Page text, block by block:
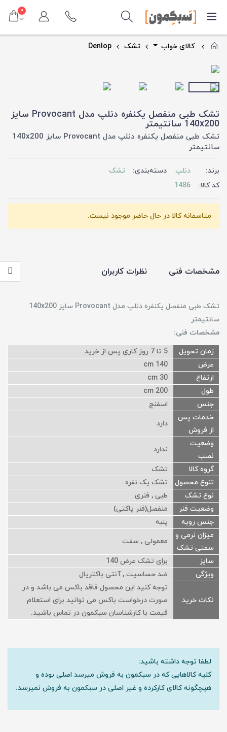
۰
کالای خواب تشک Denlop
تشک طبی منفصل یکنفره دنلپ مدل Provocant سایز
140x200 سانتیمتر
تشک طبی منفصل یکنفره دنلپ مدل Provocant سایز 140x200
سانتیمتر
برند: دنلپ دسته‌بندی:
تشک
کد کالا:
1486
متاسفانه کالا در حال حاضر موجود نیست.
مشخصات فنی نظرات کاربران
تشک طبی منفصل یکنفره دنلپ مدل Provocant سایز 140x200
سانتیمتر
مشخصات فنی:
زمان تحویل
5 تا 7 روز کاری پس از خرید
عرض
140 cm
ارتفاع
30 cm
طول
200 cm
جنس
اسفنج
خدمات پس
از فروش
دارد
وضعیت
نصب
ندارد
گروه کالا
تشک
تنوع محصول
تشک یک نفره
نوع تشک
طبی , فنری
وضعیت فنر
منفصل(فنر پاکتی)
جنس رویه
پنبه
میزان نرمی و
سفتی تشک
معمولی , سفت
سایز
برای تشک عرض 140
ویژگی
ضد حساسیت , آنتی باکتریال
نکات خرید
توجه کنید این محصول فاقد باکس می باشد و در
صورت درخواست باکس می توانید برای استعلام
قیمت با کارشناسان سبکمون در تماس باشید.
لطفا توجه داشته باشید:
کلیه کالاهایی که در سبکمون به فروش میرسد اصلی بوده و
هیچگونه کالای کارکرده و غیر اصلی در سبکمون به فروش نمیرسد.